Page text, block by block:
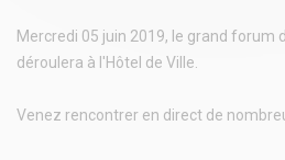
Mercredi 05 juin 2019, le grand forum
déroulera à l'Hôtel de Ville.
Venez rencontrer en direct de